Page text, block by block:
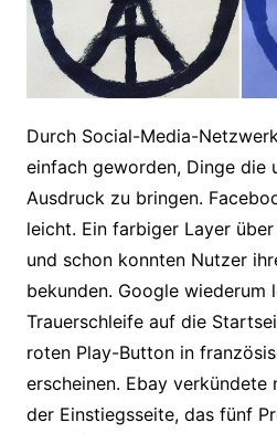
Durch Social-Media-
einfach geworden, Dinge die
Ausdruck zu bringen.
leicht. Ein farbiger Layer
und schon konnten Nutzer
bekunden. Google wiederum
Trauerschleife auf die
roten Play-Button in
erscheinen. Ebay verkündete
der Einstiegsseite, das fünf